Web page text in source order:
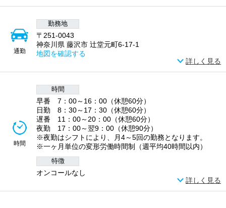
通勤
勤務地
〒251-0043
神奈川県 藤沢市 辻堂元町6-17-1
地図を確認する
詳しく見る
時間
時間
早番 7：00～16：00（休憩60分）
日勤 8：30～17：30（休憩60分）
遅番 11：00～20：00（休憩60分）
夜勤 17：00～翌9：00（休憩90分）
※夜勤はシフトにより、月4～5回の勤務となります。
※一ヶ月単位の変形労働時間制（週平均40時間以内）
特徴
オンコールなし
詳しく見る